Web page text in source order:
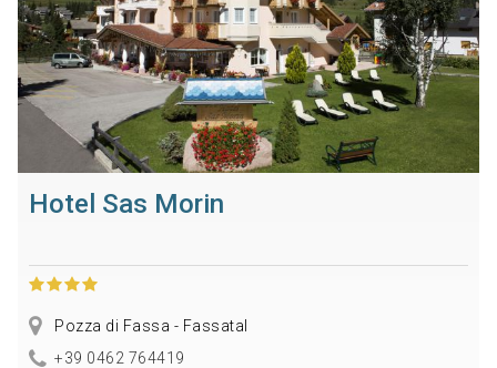
Hotel Sas Morin
Pozza di Fassa - Fassatal
+39 0462 764419